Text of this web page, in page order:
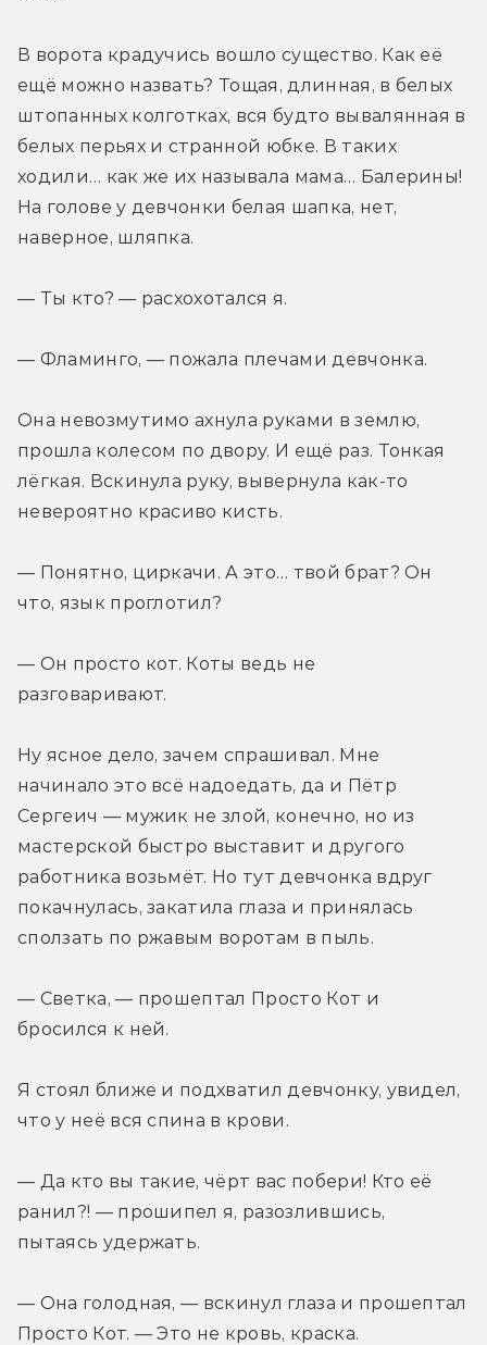
В ворота крадучись вошло существо. Как её
ещё можно назвать? Тощая, длинная, в белых
штопанных колготках, вся будто вывалянная в
белых перьях и странной юбке. В таких
ходили… как же их называла мама… Балерины!
На голове у девчонки белая шапка, нет,
наверное, шляпка.
— Ты кто? — расхохотался я.
— Фламинго, — пожала плечами девчонка.
Она невозмутимо ахнула руками в землю,
прошла колесом по двору. И ещё раз. Тонкая
лёгкая. Вскинула руку, вывернула как-то
невероятно красиво кисть.
— Понятно, циркачи. А это… твой брат? Он
что, язык проглотил?
— Он просто кот. Коты ведь не
разговаривают.
Ну ясное дело, зачем спрашивал. Мне
начинало это всё надоедать, да и Пётр
Сергеич — мужик не злой, конечно, но из
мастерской быстро выставит и другого
работника возьмёт. Но тут девчонка вдруг
покачнулась, закатила глаза и принялась
сползать по ржавым воротам в пыль.
— Светка, — прошептал Просто Кот и
бросился к ней.
Я стоял ближе и подхватил девчонку, увидел,
что у неё вся спина в крови.
— Да кто вы такие, чёрт вас побери! Кто её
ранил?! — прошипел я, разозлившись,
пытаясь удержать.
— Она голодная, — вскинул глаза и прошептал
Просто Кот. — Это не кровь, краска.